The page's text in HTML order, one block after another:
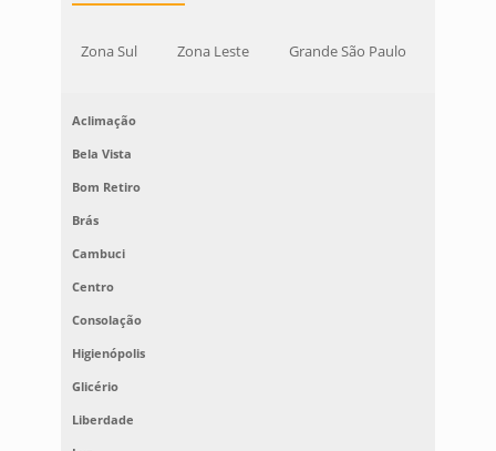
Zona Sul Zona Leste Grande São Paulo
Aclimação
Bela Vista
Bom Retiro
Brás
Cambuci
Centro
Consolação
Higienópolis
Glicério
Liberdade